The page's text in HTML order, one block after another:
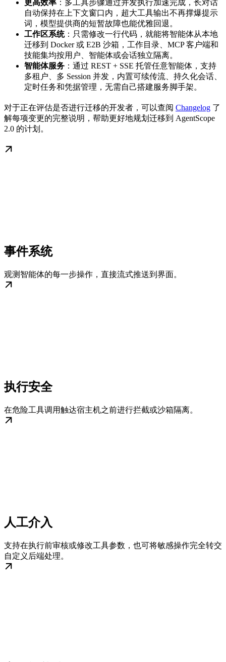
更高效率 ：多工具步骤通过并发执行加速完成，长对话
自动保持在上下文窗口内，超大工具输出不再撑爆提示
词，模型提供商的短暂故障也能优雅回退。
工作区系统：只需修改一行代码，就能将智能体从本地
迁移到 Docker 或 E2B 沙箱，工作目录、MCP 客户端和
技能集均按用户、智能体或会话独立隔离。
智能体服务 ：通过 REST + SSE 托管任意智能体，支持
多租户、多 Session 并发，内置可续传流、持久化会话、
定时任务和凭据管理，无需自己搭建服务脚手架。
对于正在评估是否进行迁移的开发者，可以查阅 Changelog 了
解每项变更的完整说明，帮助更好地规划迁移到 AgentScope
2.0 的计划。
事件系统
观测智能体的每一步操作，直接流式推送到界面。
执行安全
在危险工具调用触达宿主机之前进行拦截或沙箱隔离。
人工介入
支持在执行前审核或修改工具参数，也可将敏感操作完全转交
自定义后端处理。